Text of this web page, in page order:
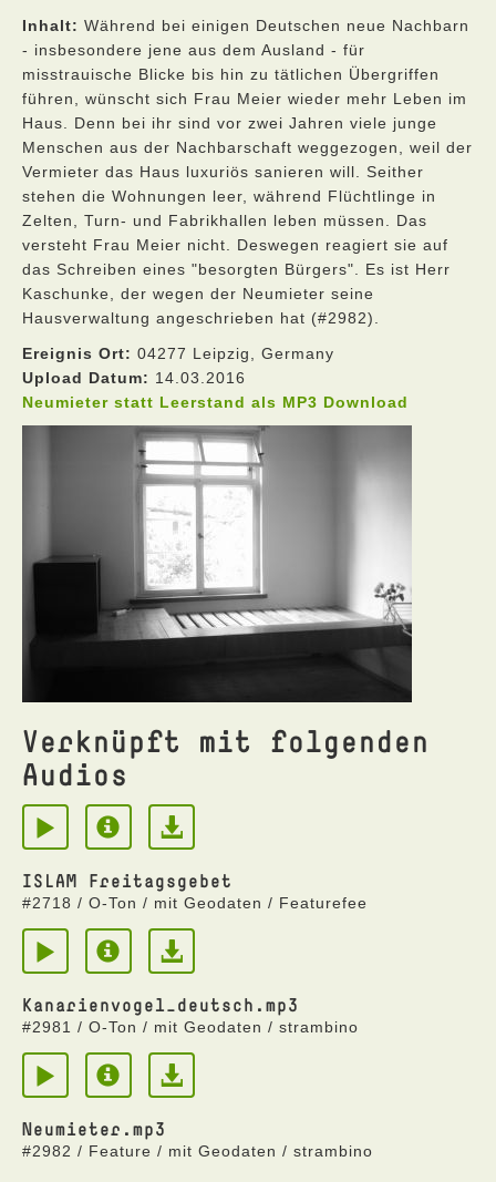
Inhalt: Während bei einigen Deutschen neue Nachbarn
- insbesondere jene aus dem Ausland - für
misstrauische Blicke bis hin zu tätlichen Übergriffen
führen, wünscht sich Frau Meier wieder mehr Leben im
Haus. Denn bei ihr sind vor zwei Jahren viele junge
Menschen aus der Nachbarschaft weggezogen, weil der
Vermieter das Haus luxuriös sanieren will. Seither
stehen die Wohnungen leer, während Flüchtlinge in
Zelten, Turn- und Fabrikhallen leben müssen. Das
versteht Frau Meier nicht. Deswegen reagiert sie auf
das Schreiben eines "besorgten Bürgers". Es ist Herr
Kaschunke, der wegen der Neumieter seine
Hausverwaltung angeschrieben hat (#2982).
Ereignis Ort: 04277 Leipzig, Germany
Upload Datum: 14.03.2016
Neumieter statt Leerstand als MP3 Download
Verknüpft mit folgenden
Audios
ISLAM Freitagsgebet
#2718 / O-Ton / mit Geodaten / Featurefee
Kanarienvogel_deutsch.mp3
#2981 / O-Ton / mit Geodaten / strambino
Neumieter.mp3
#2982 / Feature / mit Geodaten / strambino